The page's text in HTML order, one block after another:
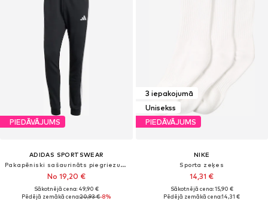
PIEDĀVĀJUMS
ADIDAS SPORTSWEAR
Pakapēniski sašaurināts piegriezums Sporta bikses 'Essential'
No 19,20 €
Sākotnējā cena: 49,90 €
Pēdējā zemākā cena:20,93 €-8%
3 iepakojumā
Unisekss
PIEDĀVĀJUMS
NIKE
Sporta zeķes
14,31 €
Sākotnējā cena: 15,90 €
Pēdējā zemākā cena:14,31 €